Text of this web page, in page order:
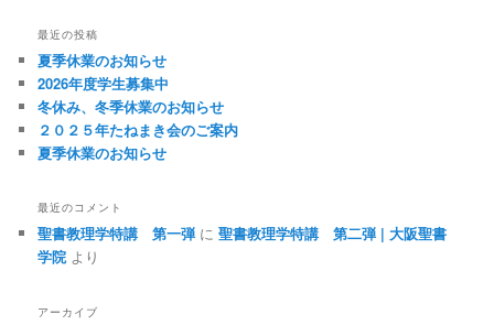
最近の投稿
夏季休業のお知らせ
2026年度学生募集中
冬休み、冬季休業のお知らせ
２０２５年たねまき会のご案内
夏季休業のお知らせ
最近のコメント
聖書教理学特講 第一弾 に聖書教理学特講 第二弾 | 大阪聖書
学院 より
アーカイブ